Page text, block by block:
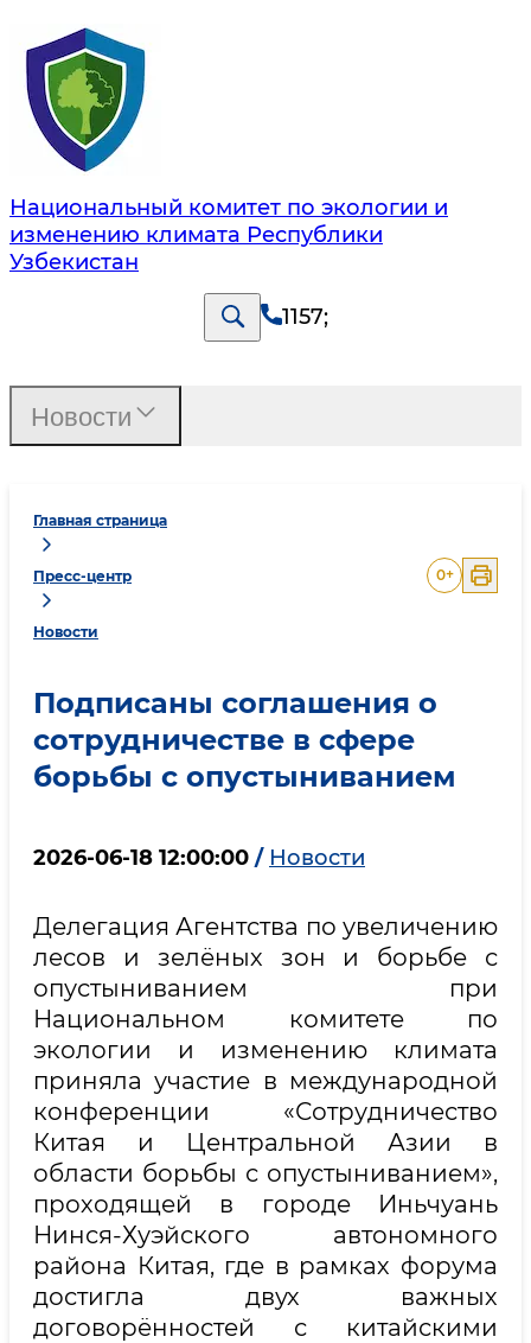
Национальный комитет по экологии и
изменению климата Республики
Узбекистан
1157;
Главная страница
Пресс-центр
Новости
0+
Подписаны соглашения о
сотрудничестве в сфере
борьбы с опустыниванием
2026-06-18 12:00:00 / Новости
Делегация Агентства по увеличению
лесов и зелёных зон и борьбе с
опустыниванием при
Национальном комитете по
экологии и изменению климата
приняла участие в международной
конференции «Сотрудничество
Китая и Центральной Азии в
области борьбы с опустыниванием»,
проходящей в городе Иньчуань
Нинся-Хуэйского автономного
района Китая, где в рамках форума
достигла двух важных
договорённостей с китайскими
Новости